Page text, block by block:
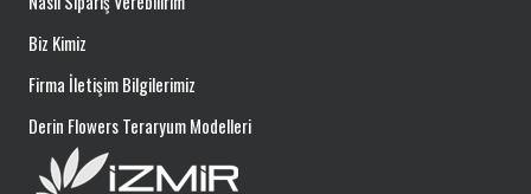
Biz Kimiz
Firma İletişim Bilgilerimiz
Derin Flowers Teraryum Modelleri